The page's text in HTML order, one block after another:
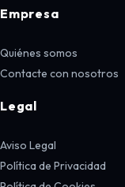
Empresa
Quiénes somos
Contacte con nosotros
Legal
Aviso Legal
Política de Privacidad